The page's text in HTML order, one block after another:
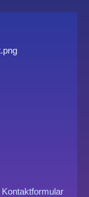
Kontaktformular